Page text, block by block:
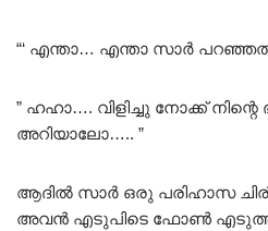
“‘ എന്താ… എന്താ സാർ
” ഹഹാ…. വിളിച്ചു നോക്ക്
അറിയാലോ….. ”
ആദിൽ സാർ ഒരു പരിഹാസ
അവൻ എടുപിടെ ഫോൺ എടുത്തു